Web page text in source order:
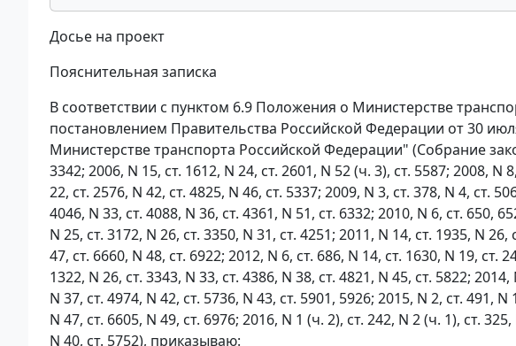
Досье на проект
Пояснительная записка
В соответствии с пунктом 6.9 Положения о Министерстве
постановлением Правительства Российской Федерации от 30
Министерстве транспорта Российской Федерации" (Собрание
3342; 2006, N 15, ст. 1612, N 24, ст. 2601, N 52 (ч. 3), ст. 5587; 2008, N
22, ст. 2576, N 42, ст. 4825, N 46, ст. 5337; 2009, N 3, ст. 378, N 4, ст.
4046, N 33, ст. 4088, N 36, ст. 4361, N 51, ст. 6332; 2010, N 6, ст. 650,
N 25, ст. 3172, N 26, ст. 3350, N 31, ст. 4251; 2011, N 14, ст. 1935, N
47, ст. 6660, N 48, ст. 6922; 2012, N 6, ст. 686, N 14, ст. 1630, N 19, ст.
1322, N 26, ст. 3343, N 33, ст. 4386, N 38, ст. 4821, N 45, ст. 5822;
N 37, ст. 4974, N 42, ст. 5736, N 43, ст. 5901, 5926; 2015, N 2, ст. 491,
N 47, ст. 6605, N 49, ст. 6976; 2016, N 1 (ч. 2), ст. 242, N 2 (ч. 1), ст.
N 40, ст. 5752), приказываю: